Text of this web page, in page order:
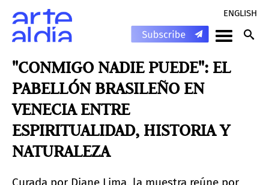
ENGLISH
"CONMIGO NADIE PUEDE": EL
PABELLÓN BRASILEÑO EN
VENECIA ENTRE
ESPIRITUALIDAD, HISTORIA Y
NATURALEZA